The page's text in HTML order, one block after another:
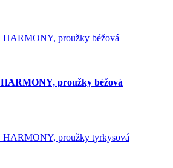
proužky béžová